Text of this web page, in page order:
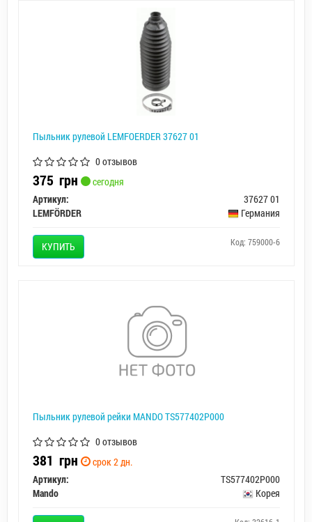
Пыльник рулевой LEMFOERDER 37627 01
0 отзывов
375 грн
сегодня
Артикул:
37627 01
LEMFÖRDER
Германия
КУПИТЬ Код: 759000-6
Пыльник рулевой рейки MANDO TS577402P000
0 отзывов
381 грн
срок 2 дн.
Артикул:
TS577402P000
Mando
Корея